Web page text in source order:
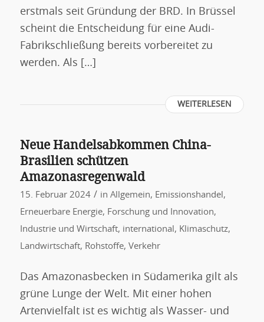
erstmals seit Gründung der BRD. In Brüssel
scheint die Entscheidung für eine Audi-
Fabrikschließung bereits vorbereitet zu
werden. Als […]
WEITERLESEN
Neue Handelsabkommen China-
Brasilien schützen
Amazonasregenwald
15. Februar 2024 / in Allgemein, Emissionshandel ,
Erneuerbare Energie, Forschung und Innovation,
Industrie und Wirtschaft, international , Klimaschutz,
Landwirtschaft, Rohstoffe, Verkehr
Das Amazonasbecken in Südamerika gilt als
grüne Lunge der Welt. Mit einer hohen
Artenvielfalt ist es wichtig als Wasser- und